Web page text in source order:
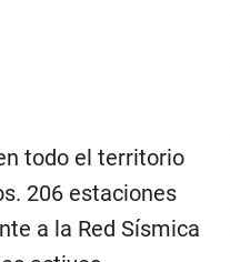
todo el territorio
206 estaciones
a la Red Sísmica